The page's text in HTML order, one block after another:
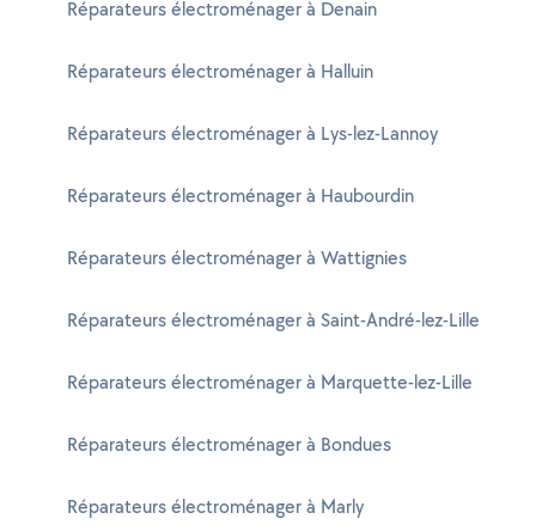
Réparateurs électroménager à Denain
Réparateurs électroménager à Halluin
Réparateurs électroménager à Lys-lez-Lannoy
Réparateurs électroménager à Haubourdin
Réparateurs électroménager à Wattignies
Réparateurs électroménager à Saint-André-lez-Lille
Réparateurs électroménager à Marquette-lez-Lille
Réparateurs électroménager à Bondues
Réparateurs électroménager à Marly